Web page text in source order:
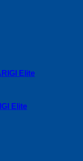
Elite